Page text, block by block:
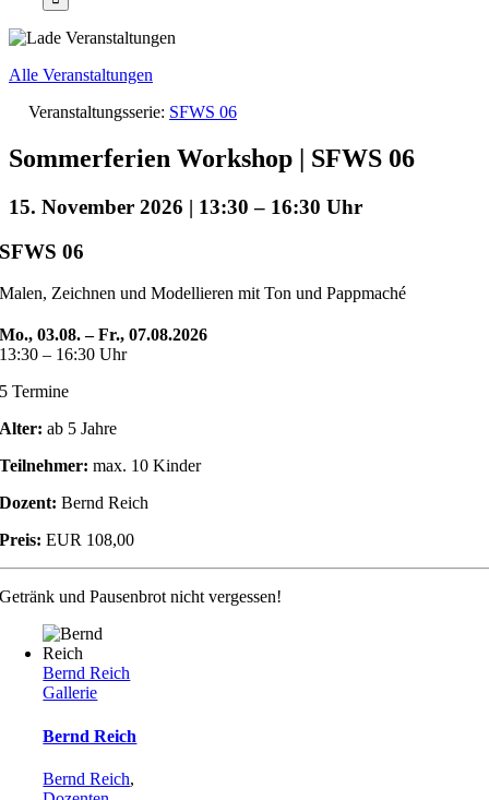
Alle Veranstaltungen
Veranstaltungsserie: SFWS 06
Sommerferien Workshop | SFWS 06
15. November 2026 | 13:30 – 16:30
SFWS 06
Malen, Zeichnen und Modellieren mit Ton und Pappmaché
Mo., 03.08. – Fr., 07.08.2026
13:30 – 16:30 Uhr
5 Termine
Alter: ab 5 Jahre
Teilnehmer: max. 10 Kinder
Dozent: Bernd Reich
Preis: EUR 108,00
Getränk und Pausenbrot nicht vergessen!
Bernd Reich
Gallerie
Bernd Reich
Bernd Reich,